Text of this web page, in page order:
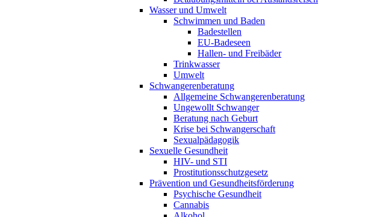
Wasser und Umwelt
Schwimmen und Baden
Badestellen
EU-Badeseen
Hallen- und Freibäder
Trinkwasser
Umwelt
Schwangerenberatung
Allgemeine Schwangerenberatung
Ungewollt Schwanger
Beratung nach Geburt
Krise bei Schwangerschaft
Sexualpädagogik
Sexuelle Gesundheit
HIV- und STI
Prostitutionsschutzgesetz
Prävention und Gesundheitsförderung
Psychische Gesundheit
Cannabis